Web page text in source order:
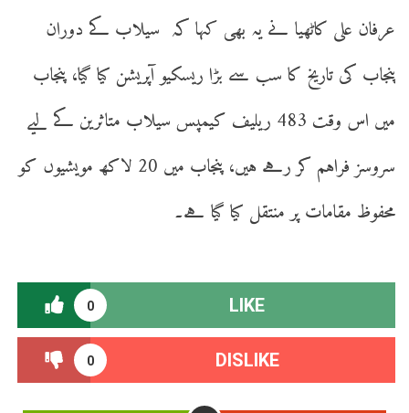
عرفان علی کاٹھیا نے یہ بھی کہا کہ سیلاب کے دوران
پنجاب کی تاریخ کا سب سے بڑا ریسکیو آپریشن کیا گیا، پنجاب
میں اس وقت 483 ریلیف کیمپس سیلاب متاثرین کے لیے
سروسز فراہم کر رہے ہیں، پنجاب میں 20 لاکھ مویشیوں کو
محفوظ مقامات پر منتقل کیا گیا ہے۔
0 LIKE
0 DISLIKE